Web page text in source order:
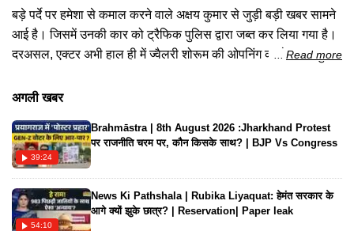
बड़े पर्दे पर हमेशा से कमाल करने वाले अक्षय कुमार से जुड़ी बड़ी खबर सामने
आई है। जिसमें उनकी कार को ट्रैफिक पुलिस द्वारा जब्त कर लिया गया है।
दरअसल, एक्टर अभी हाल ही में ज्वैलरी शोरूम की ओपनिंग करने जम्मू पहुचें,
रोवर एसयूवी से एयरपोर्ट छोड़ा गया। जब कार अक्षय को छोड़कर वापस लौट
काले शीशे लगे होने की वजह से उसे जब्त कर लिया। अक्षय कुमार के इस
इवेंट में जाने का कारण उनकी अपकमिंग फिल्म 'जॉली एलएलबी 3' का
प्रोमोशन भी था।
Read more
अगली खबर
39:24
Brahmāstra | 8th August 2026 :Jharkhand Protest
पर राजनीति चरम पर, कौन किसके साथ? | BJP Vs Congress
54:10
News Ki Pathshala | Rubika Liyaquat: हेमंत सरकार के
आगे क्यों झुके छात्र? | Reservation| Paper leak